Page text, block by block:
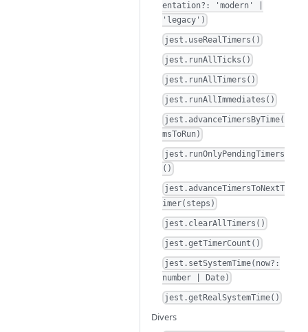
entation?: 'modern' |
'legacy')
jest.useRealTimers()
jest.runAllTicks()
jest.runAllTimers()
jest.runAllImmediates()
jest.advanceTimersByTime(
msToRun)
jest.runOnlyPendingTimers
()
jest.advanceTimersToNextT
imer(steps)
jest.clearAllTimers()
jest.getTimerCount()
jest.setSystemTime(now?:
number | Date)
jest.getRealSystemTime()
Divers